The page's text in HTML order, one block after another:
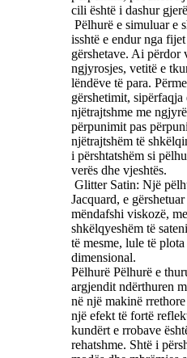
cili është i dashur
Pëlhurë e simuluar e
isshtë e endur nga
gërshetave. Ai përdor
ngjyrosjes, vetitë e
lëndëve të para.
gërshetimit, sipërfaqja
njëtrajtshme me
përpunimit pas
njëtrajtshëm të
i përshtatshëm si
verës dhe vjeshtës. ‌
Glitter Satin: Një
Jacquard, e
mëndafshi viskozë,
shkëlqyeshëm të
të mesme, lule të
dimensional. ‌
Pëlhurë Pëlhurë e
argjendit ndërthuren
në një makinë
një efekt të fortë
kundërt e rrobave
rehatshme. Shtë i